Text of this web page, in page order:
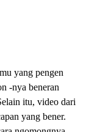
yang pengen
-nya beneran
itu, video dari
yang bener.